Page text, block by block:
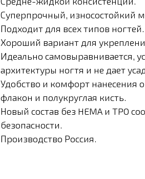
Суперпрочный, износостойкий
Подходит для всех типов ногтей.
Хороший вариант для
Идеально самовыравнивается,
архитектуры ногтя и не дает
Удобство и комфорт нанесения
флакон и полукруглая кисть.
Новый состав без HEMA и TPO
безопасности.
Производство Россия.